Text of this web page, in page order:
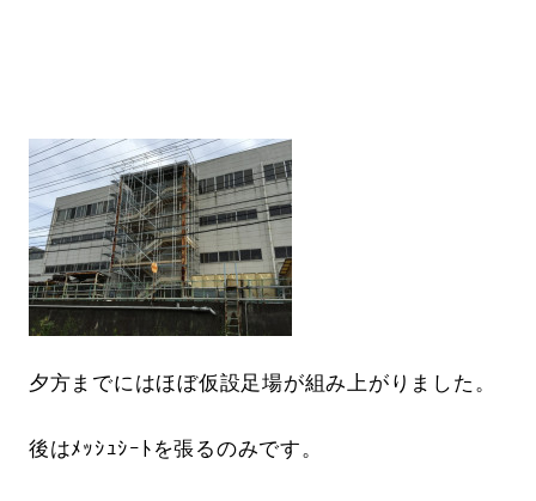
夕方までにはほぼ仮設足場が組み上がりました。
後はﾒｯｼｭｼｰﾄを張るのみです。